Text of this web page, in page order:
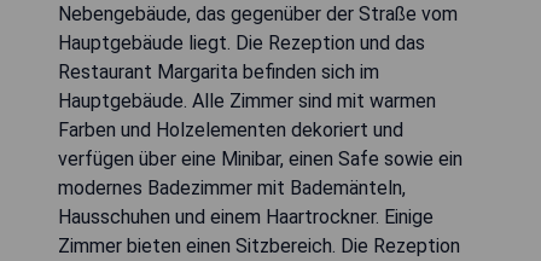
Nebengebäude, das gegenüber der Straße vom
Hauptgebäude liegt. Die Rezeption und das
Restaurant Margarita befinden sich im
Hauptgebäude. Alle Zimmer sind mit warmen
Farben und Holzelementen dekoriert und
verfügen über eine Minibar, einen Safe sowie ein
modernes Badezimmer mit Bademänteln,
Hausschuhen und einem Haartrockner. Einige
Zimmer bieten einen Sitzbereich. Die Rezeption